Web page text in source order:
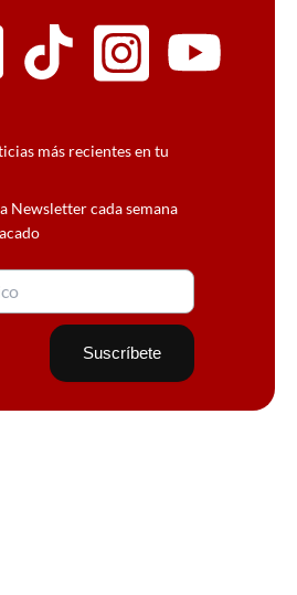
más recientes en tu
Newsletter cada semana